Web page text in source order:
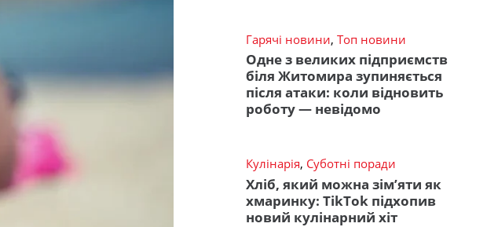
Гарячі новини, Топ новини
Одне з великих підприємств
біля Житомира зупиняється
після атаки: коли відновить
роботу — невідомо
Кулінарія, Суботні поради
Хліб, який можна зім’яти як
хмаринку: TikTok підхопив
новий кулінарний хіт